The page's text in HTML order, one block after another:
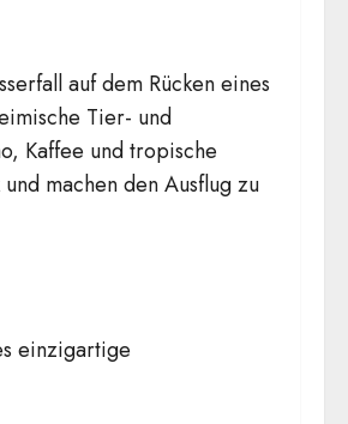
auf dem Rücken eines
Tier- und
Kaffee und tropische
machen den Ausflug zu
einzigartige